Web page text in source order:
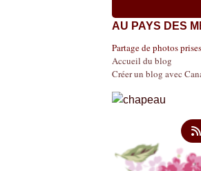
AU PAYS DES
Partage de photos
Accueil du blog
Créer un blog avec